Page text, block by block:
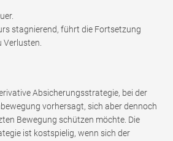
stagnierend, führt die Fortsetzung
Verlusten.
Absicherungsstrategie, bei der
vorhersagt, sich aber dennoch
Bewegung schützen möchte. Die
ist kostspielig, wenn sich der